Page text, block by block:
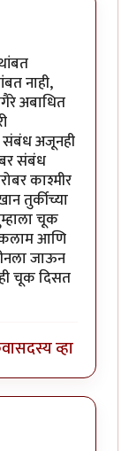
वांड
नाही,
अबाधित
संबंध अजूनही
संबंध
काश्मीर
तुर्कीच्या
चूक
आणि
जाऊन
चूक दिसत
सदस्य व्हा